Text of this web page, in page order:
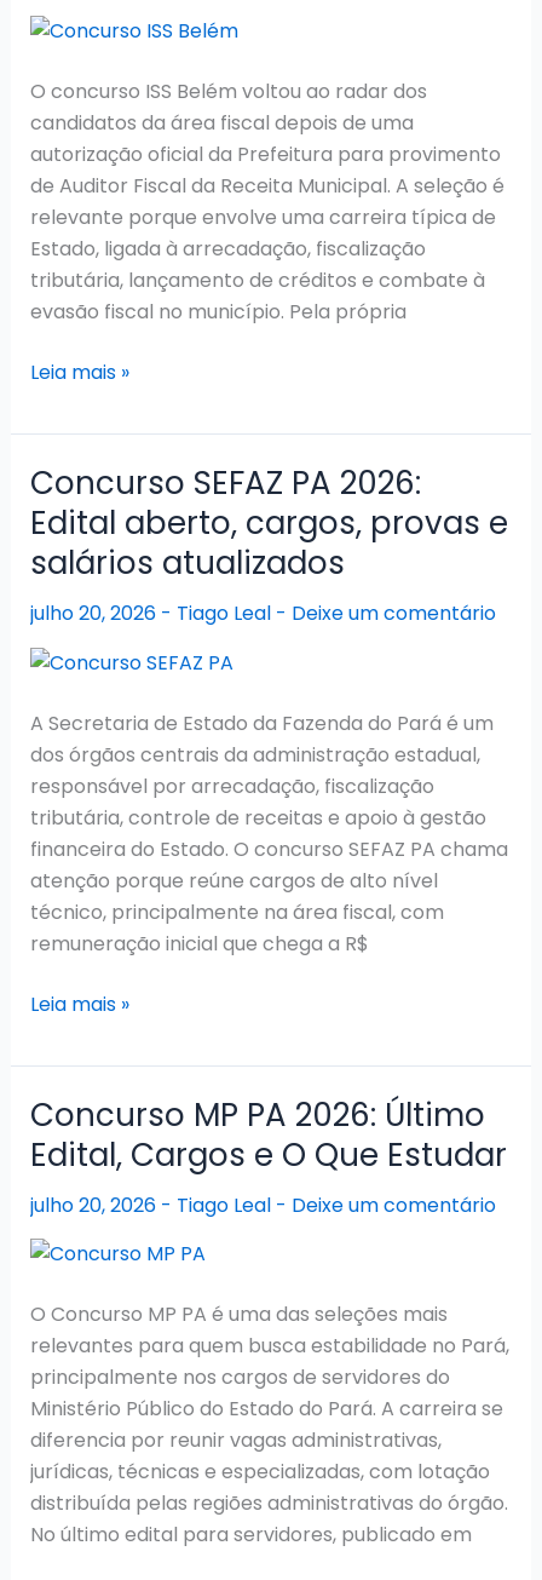
habilitação
O concurso ISS Belém voltou ao radar dos
candidatos da área fiscal depois de uma
autorização oficial da Prefeitura para provimento
de Auditor Fiscal da Receita Municipal. A seleção é
relevante porque envolve uma carreira típica de
Estado, ligada à arrecadação, fiscalização
tributária, lançamento de créditos e combate à
evasão fiscal no município. Pela própria
Concurso
Belém
2026:
edital
autorizado
para
Fiscal
após
anos
sem
novo
ingresso
na
carreira
Leia mais »
Concurso SEFAZ PA 2026:
Edital aberto, cargos, provas e
salários atualizados
julho 20, 2026 - Tiago Leal - Deixe um comentário
A Secretaria de Estado da Fazenda do Pará é um
dos órgãos centrais da administração estadual,
responsável por arrecadação, fiscalização
tributária, controle de receitas e apoio à gestão
financeira do Estado. O concurso SEFAZ PA chama
atenção porque reúne cargos de alto nível
técnico, principalmente na área fiscal, com
remuneração inicial que chega a R$
Concurso
PA
2026:
Edital
aberto,
cargos,
provas
e
atualizados
Leia mais »
Concurso MP PA 2026: Último
Edital, Cargos e O Que Estudar
julho 20, 2026 - Tiago Leal - Deixe um comentário
O Concurso MP PA é uma das seleções mais
relevantes para quem busca estabilidade no Pará,
principalmente nos cargos de servidores do
Ministério Público do Estado do Pará. A carreira se
diferencia por reunir vagas administrativas,
jurídicas, técnicas e especializadas, com lotação
distribuída pelas regiões administrativas do órgão.
No último edital para servidores, publicado em